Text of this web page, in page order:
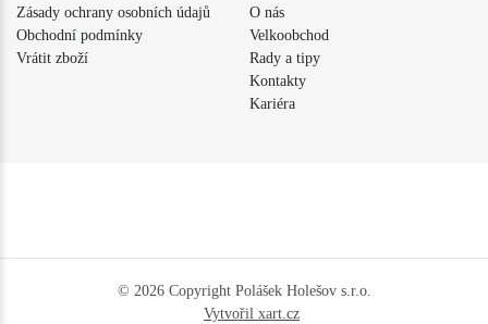
Zásady ochrany osobních údajů
Obchodní podmínky
Vrátit zboží
O nás
Velkoobchod
Rady a tipy
Kontakty
Kariéra
© 2026 Copyright Polášek Holešov s.r.o.
Vytvořil xart.cz